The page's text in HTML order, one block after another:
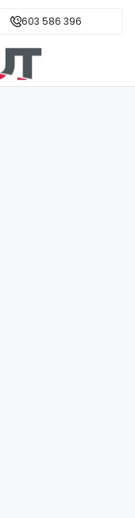
pomoc
603 586 396